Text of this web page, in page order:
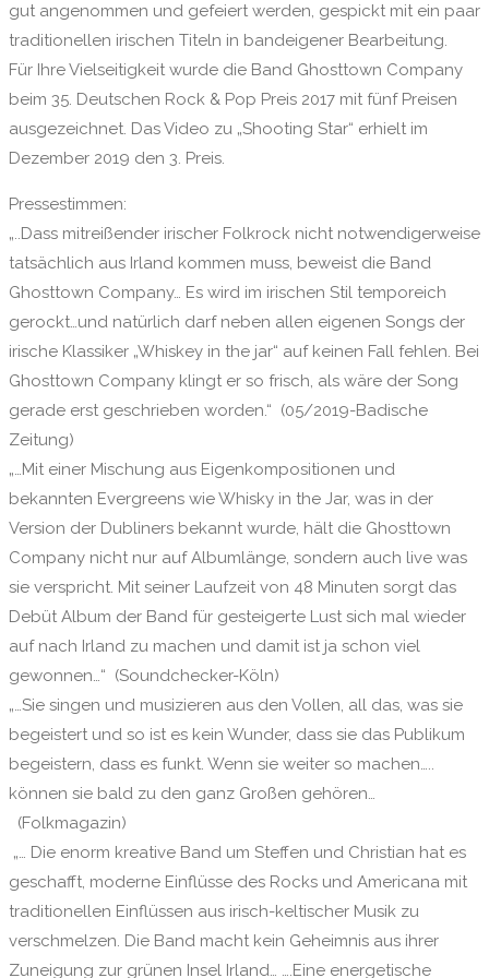
gut angenommen und gefeiert werden, gespickt mit ein paar
traditionellen irischen Titeln in bandeigener Bearbeitung.
Für Ihre Vielseitigkeit wurde die Band Ghosttown Company
beim 35. Deutschen Rock & Pop Preis 2017 mit fünf Preisen
ausgezeichnet. Das Video zu „Shooting Star“ erhielt im
Dezember 2019 den 3. Preis.
Pressestimmen:
„..Dass mitreißender irischer Folkrock nicht notwendigerweise
tatsächlich aus Irland kommen muss, beweist die Band
Ghosttown Company… Es wird im irischen Stil temporeich
gerockt…und natürlich darf neben allen eigenen Songs der
irische Klassiker „Whiskey in the jar“ auf keinen Fall fehlen. Bei
Ghosttown Company klingt er so frisch, als wäre der Song
gerade erst geschrieben worden.“ (05/2019-Badische
Zeitung)
„…Mit einer Mischung aus Eigenkompositionen und
bekannten Evergreens wie Whisky in the Jar, was in der
Version der Dubliners bekannt wurde, hält die Ghosttown
Company nicht nur auf Albumlänge, sondern auch live was
sie verspricht. Mit seiner Laufzeit von 48 Minuten sorgt das
Debüt Album der Band für gesteigerte Lust sich mal wieder
auf nach Irland zu machen und damit ist ja schon viel
gewonnen…“ (Soundchecker-Köln)
„…Sie singen und musizieren aus den Vollen, all das, was sie
begeistert und so ist es kein Wunder, dass sie das Publikum
begeistern, dass es funkt. Wenn sie weiter so machen…..
können sie bald zu den ganz Großen gehören…
(Folkmagazin)
„… Die enorm kreative Band um Steffen und Christian hat es
geschafft, moderne Einflüsse des Rocks und Americana mit
traditionellen Einflüssen aus irisch-keltischer Musik zu
verschmelzen. Die Band macht kein Geheimnis aus ihrer
Zuneigung zur grünen Insel Irland… ….Eine energetische